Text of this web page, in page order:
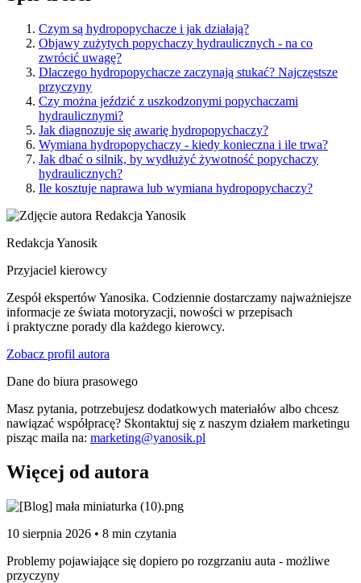
Czym są hydropopychacze i jak działają?
Objawy zużytych popychaczy hydraulicznych - na co
zwrócić uwagę?
Dlaczego hydropopychacze zaczynają stukać? Najczęstsze
przyczyny
Czy można jeździć z uszkodzonymi popychaczami
hydraulicznymi?
Jak diagnozuje się awarię hydropopychaczy?
Wymiana hydropopychaczy - kiedy konieczna i ile trwa?
Jak dbać o silnik, by wydłużyć żywotność popychaczy
hydraulicznych?
Ile kosztuje naprawa lub wymiana hydropopychaczy?
Redakcja Yanosik
Przyjaciel kierowcy
Zespół ekspertów Yanosika. Codziennie dostarczamy najważniejsze
informacje ze świata motoryzacji, nowości w przepisach
i praktyczne porady dla każdego kierowcy.
Zobacz profil autora
Dane do biura prasowego
Masz pytania, potrzebujesz dodatkowych materiałów albo chcesz
nawiązać współpracę? Skontaktuj się z naszym działem marketingu
pisząc maila na: marketing@yanosik.pl
Więcej od autora
10 sierpnia 2026 • 8 min czytania
Problemy pojawiające się dopiero po rozgrzaniu auta - możliwe
przyczyny